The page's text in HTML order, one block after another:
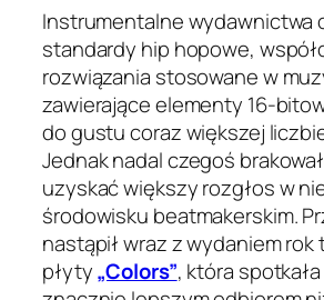
Instrumentalne wydawnictwa
standardy hip hopowe,
rozwiązania stosowane w
zawierające elementy 16-
do gustu coraz większej
Jednak nadal czegoś
uzyskać większy rozgłos w
środowisku beatmakerskim.
nastąpił wraz z wydaniem rok
płyty„Colors”, która